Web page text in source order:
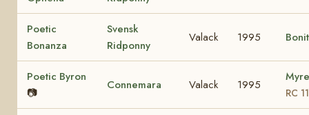
Poetic
Bonanza
Svensk
Ridponny
Valack 1995
Poetic Byron
📷
Connemara Valack 1995
RC